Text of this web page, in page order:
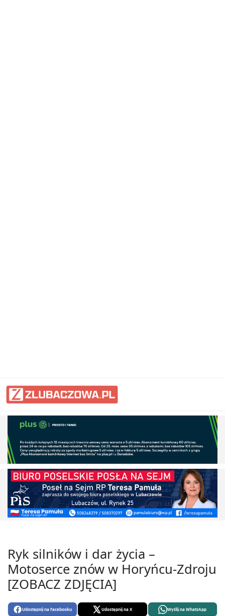
Ryk silników i dar życia –
Motoserce znów w Horyńcu-Zdroju
[ZOBACZ ZDJĘCIA]
Udostępnij na Facebooku Udostępnij na X Wyślij na WhatsApp